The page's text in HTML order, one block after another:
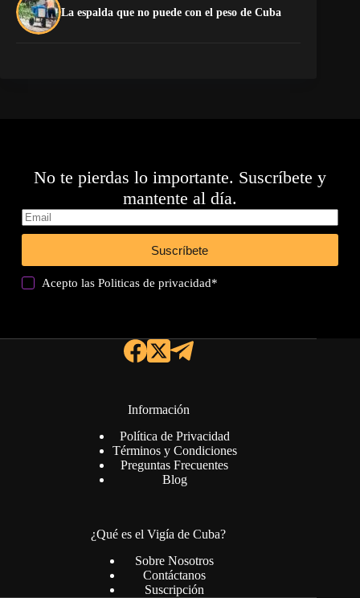
La espalda que no puede con el peso de Cuba
No te pierdas lo importante. Suscríbete y
mantente al día.
Suscríbete
Acepto lasPoliticas de privacidad*
Información
Política de Privacidad
Términos y Condiciones
Preguntas Frecuentes
Blog
¿Qué es el Vigía de Cuba?
Sobre Nosotros
Contáctanos
Suscripción